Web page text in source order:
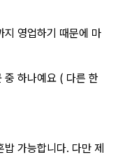
영업하기 때문에 마
중 하나예요 ( 다른 한
밥 가능합니다. 다만 제